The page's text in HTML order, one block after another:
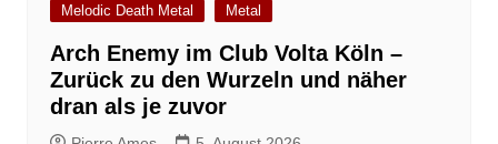
Melodic Death Metal
Metal
Arch Enemy im Club Volta Köln –
Zurück zu den Wurzeln und näher
dran als je zuvor